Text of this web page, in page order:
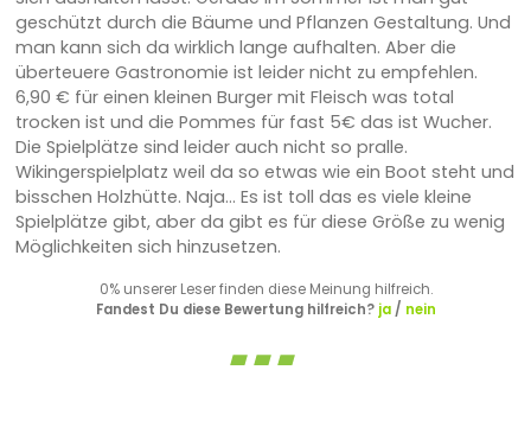
geschützt durch die Bäume und Pflanzen Gestaltung. Und
man kann sich da wirklich lange aufhalten. Aber die
überteuere Gastronomie ist leider nicht zu empfehlen.
6,90 € für einen kleinen Burger mit Fleisch was total
trocken ist und die Pommes für fast 5€ das ist Wucher.
Die Spielplätze sind leider auch nicht so pralle.
Wikingerspielplatz weil da so etwas wie ein Boot steht und
bisschen Holzhütte. Naja... Es ist toll das es viele kleine
Spielplätze gibt, aber da gibt es für diese Größe zu wenig
Möglichkeiten sich hinzusetzen.
0% unserer Leser finden diese Meinung hilfreich.
Fandest Du diese Bewertung hilfreich? ja/ nein